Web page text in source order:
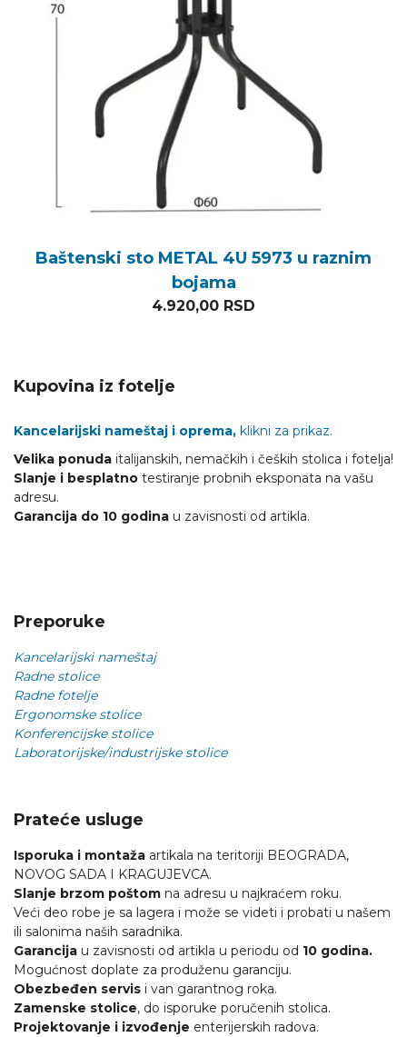
Baštenski sto METAL 4U 5973 u raznim
bojama
4.920,00 RSD
Kupovina iz fotelje
Kancelarijski nameštaj i oprema, klikni za prikaz.
Velika ponuda italijanskih, nemačkih i čeških stolica i fotelja!
Slanje i besplatno testiranje probnih eksponata na vašu
adresu.
Garancija do 10 godina u zavisnosti od artikla.
Preporuke
Kancelarijski nameštaj
Radne stolice
Radne fotelje
Ergonomske stolice
Konferencijske stolice
Laboratorijske/industrijske stolice
Prateće usluge
Isporuka i montaža artikala na teritoriji BEOGRADA,
NOVOG SADA I KRAGUJEVCA.
Slanje brzom poštom na adresu u najkraćem roku.
Veći deo robe je sa lagera i može se videti i probati u našem
ili salonima naših saradnika.
Garancija u zavisnosti od artikla u periodu od 10 godina.
Mogućnost doplate za produženu garanciju.
Obezbeđen servis i van garantnog roka.
Zamenske stolice, do isporuke poručenih stolica.
Projektovanje i izvođenje enterijerskih radova.